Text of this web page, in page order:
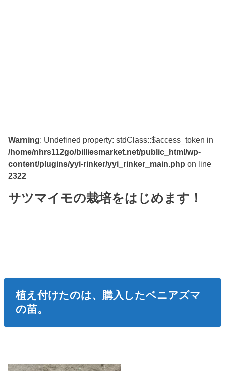
Warning: Undefined property: stdClass::$access_token in
/home/nhrs112go/billiesmarket.net/public_html/wp-
content/plugins/yyi-rinker/yyi_rinker_main.php on line
2322
サツマイモの栽培をはじめます！
植え付けたのは、購入したベニアズマ
の苗。